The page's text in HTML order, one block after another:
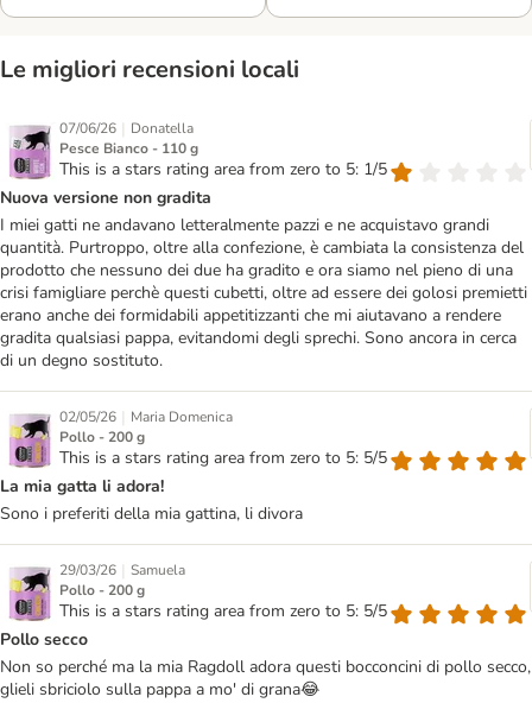
Le migliori recensioni locali
07/06/26 | Donatella
Pesce Bianco - 110 g
This is a stars rating area from zero to 5: 1/5
Nuova versione non gradita
I miei gatti ne andavano letteralmente pazzi e ne acquistavo grandi
quantità. Purtroppo, oltre alla confezione, è cambiata la consistenza del
prodotto che nessuno dei due ha gradito e ora siamo nel pieno di una
crisi famigliare perchè questi cubetti, oltre ad essere dei golosi premietti
erano anche dei formidabili appetitizzanti che mi aiutavano a rendere
gradita qualsiasi pappa, evitandomi degli sprechi. Sono ancora in cerca
di un degno sostituto.
02/05/26 | Maria Domenica
Pollo - 200 g
This is a stars rating area from zero to 5: 5/5
La mia gatta li adora!
Sono i preferiti della mia gattina, li divora
29/03/26 | Samuela
Pollo - 200 g
This is a stars rating area from zero to 5: 5/5
Pollo secco
Non so perché ma la mia Ragdoll adora questi bocconcini di pollo secco,
glieli sbriciolo sulla pappa a mo' di grana😂